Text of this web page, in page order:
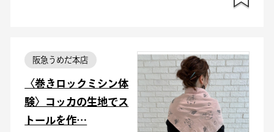
阪急うめだ本店
〈巻きロックミシン体
験〉コッカの生地でス
トールを作…